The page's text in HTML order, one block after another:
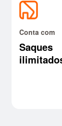
Conta com
Saques